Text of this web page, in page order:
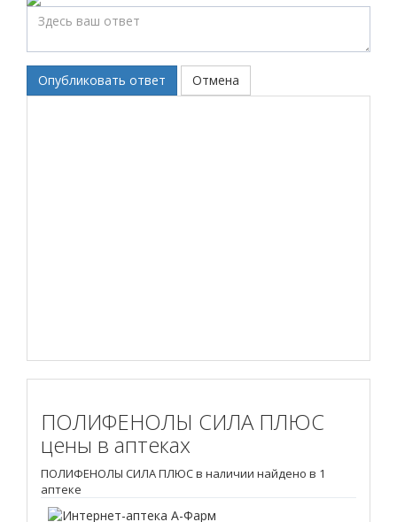
Опубликовать ответ Отмена
ПОЛИФЕНОЛЫ СИЛА ПЛЮС
цены в аптеках
ПОЛИФЕНОЛЫ СИЛА ПЛЮС в наличии найдено в 1
аптеке